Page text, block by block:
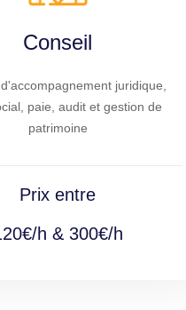
Conseil
juridique,
paie, audit et gestion de
patrimoine
Prix entre
h & 300€/h